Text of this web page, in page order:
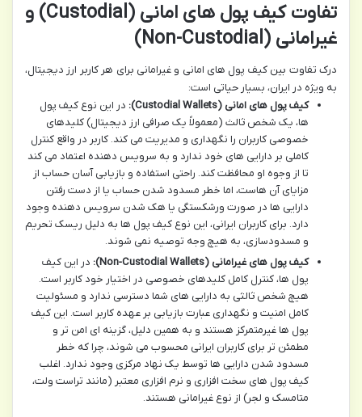
تفاوت کیف پول های امانی (Custodial) و
غیرامانی (Non-Custodial)
درک تفاوت بین کیف پول های امانی و غیرامانی برای هر کاربر ارز دیجیتال،
به ویژه در ایران، بسیار حیاتی است:
کیف پول های امانی (Custodial Wallets):
در این نوع کیف پول
ها، یک شخص ثالث (معمولاً یک صرافی ارز دیجیتال) کلیدهای
خصوصی کاربران را نگهداری و مدیریت می کند. کاربر در واقع کنترل
کاملی بر دارایی های خود ندارد و به سرویس دهنده اعتماد می کند
تا از وجوه او محافظت کند. راحتی استفاده و بازیابی آسان حساب از
مزایای آن هاست، اما خطر مسدود شدن حساب یا از دست رفتن
دارایی ها در صورت ورشکستگی یا هک شدن سرویس دهنده وجود
دارد. برای کاربران ایرانی، این نوع کیف پول ها به دلیل ریسک تحریم
و مسدودسازی، به هیچ وجه توصیه نمی شوند.
کیف پول های غیرامانی (Non-Custodial Wallets):
در این کیف
پول ها، کنترل کامل کلیدهای خصوصی در اختیار خود کاربر است.
هیچ شخص ثالثی به دارایی های شما دسترسی ندارد و مسئولیت
کامل امنیت و نگهداری عبارت بازیابی بر عهده کاربر است. این کیف
پول ها غیرمتمرکز هستند و به همین دلیل، گزینه ای امن تر و
مطمئن تر برای کاربران ایرانی محسوب می شوند، چرا که خطر
مسدود شدن دارایی ها توسط یک نهاد مرکزی وجود ندارد. اغلب
کیف پول های سخت افزاری و نرم افزاری معتبر (مانند تراست ولت،
متامسک و لجر) از نوع غیرامانی هستند.